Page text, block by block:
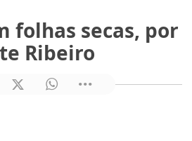
folhas secas, por
Ribeiro